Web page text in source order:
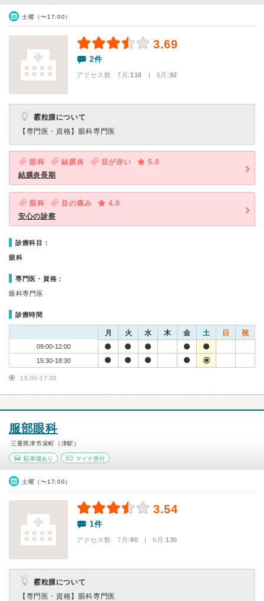
土曜（〜17:00）
3.69
2件
アクセス数 7月:118 | 6月:92
霰粒腫について
【専門医・資格】 眼科専門医
眼科 結膜炎 目が赤い
5.0
結膜炎長期
眼科 目の痛み
4.0
安心の診察
診療科目：
眼科
専門医・資格：
眼科専門医
診療時間
月 火 水 木 金 土 日 祝
09:00-12:00
15:30-18:30
15:00-17:00
服部眼科
三重県津市栄町（津駅）
駐車場あり マイナ受付
土曜（〜17:00）
3.54
1件
アクセス数 7月:80 | 6月:130
霰粒腫について
【専門医・資格】 眼科専門医